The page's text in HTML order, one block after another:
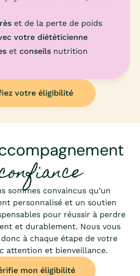
et de la perte de poids
votre diététicienne
et conseils nutrition
votre éligibilité
sommes convaincus qu’un
personnalisé et un soutien
pour réussir à perdre
et durablement. Nous vous
à chaque étape de votre
attention et bienveillance.
mon éligibilité